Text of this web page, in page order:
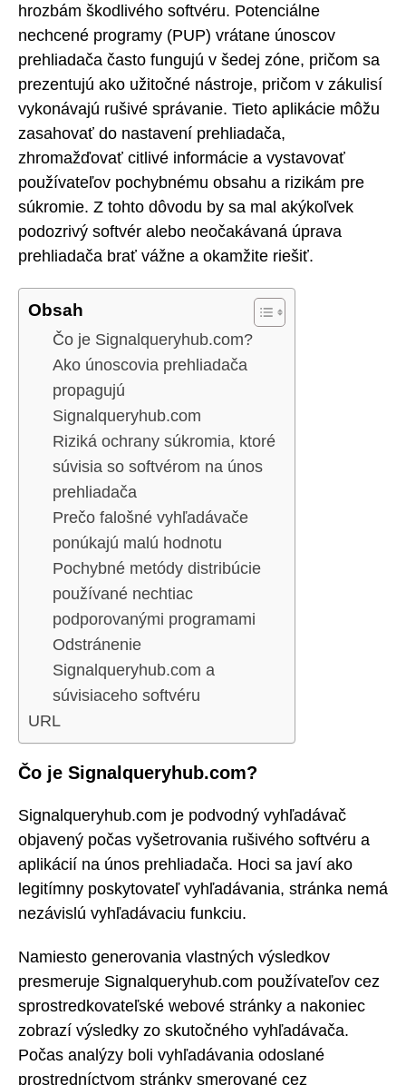
hrozbám škodlivého softvéru. Potenciálne
nechcené programy (PUP) vrátane únoscov
prehliadača často fungujú v šedej zóne, pričom sa
prezentujú ako užitočné nástroje, pričom v zákulisí
vykonávajú rušivé správanie. Tieto aplikácie môžu
zasahovať do nastavení prehliadača,
zhromažďovať citlivé informácie a vystavovať
používateľov pochybnému obsahu a rizikám pre
súkromie. Z tohto dôvodu by sa mal akýkoľvek
podozrivý softvér alebo neočakávaná úprava
prehliadača brať vážne a okamžite riešiť.
Obsah
Čo je Signalqueryhub.com?
Ako únoscovia prehliadača
propagujú
Signalqueryhub.com
Riziká ochrany súkromia, ktoré
súvisia so softvérom na únos
prehliadača
Prečo falošné vyhľadávače
ponúkajú malú hodnotu
Pochybné metódy distribúcie
používané nechtiac
podporovanými programami
Odstránenie
Signalqueryhub.com a
súvisiaceho softvéru
URL
Čo je Signalqueryhub.com?
Signalqueryhub.com je podvodný vyhľadávač
objavený počas vyšetrovania rušivého softvéru a
aplikácií na únos prehliadača. Hoci sa javí ako
legitímny poskytovateľ vyhľadávania, stránka nemá
nezávislú vyhľadávaciu funkciu.
Namiesto generovania vlastných výsledkov
presmeruje Signalqueryhub.com používateľov cez
sprostredkovateľské webové stránky a nakoniec
zobrazí výsledky zo skutočného vyhľadávača.
Počas analýzy boli vyhľadávania odoslané
prostredníctvom stránky smerované cez